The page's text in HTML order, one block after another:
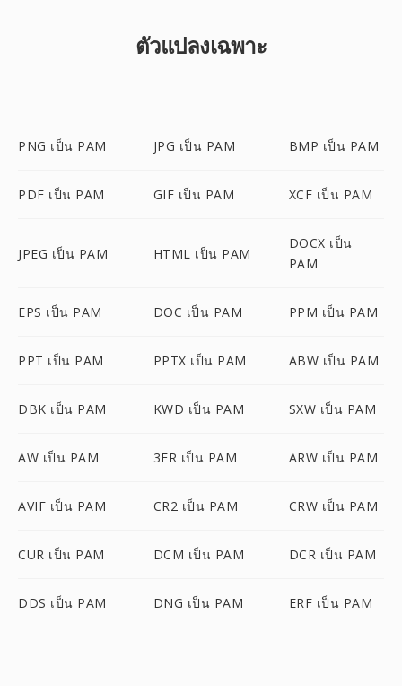
ตัวแปลงเฉพาะ
PNG เป็น PAM JPG เป็น PAM BMP เป็น PAM
PDF เป็น PAM GIF เป็น PAM XCF เป็น PAM
JPEG เป็น PAM HTML เป็น PAM
DOCX เป็น
PAM
EPS เป็น PAM DOC เป็น PAM PPM เป็น PAM
PPT เป็น PAM PPTX เป็น PAM ABW เป็น PAM
DBK เป็น PAM KWD เป็น PAM SXW เป็น PAM
AW เป็น PAM 3FR เป็น PAM ARW เป็น PAM
AVIF เป็น PAM CR2 เป็น PAM CRW เป็น PAM
CUR เป็น PAM DCM เป็น PAM DCR เป็น PAM
DDS เป็น PAM DNG เป็น PAM ERF เป็น PAM